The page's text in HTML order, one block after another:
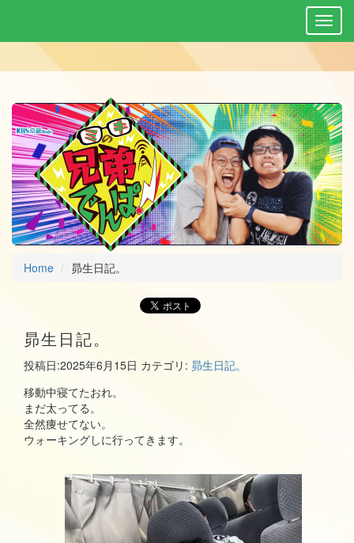
Home 昴生日記。
昴生日記。
投稿日:2025年6月15日 カテゴリ: 昴生日記。
移動中寝てたおれ。
まだ太ってる。
全然痩せてない。
ウォーキングしに行ってきます。